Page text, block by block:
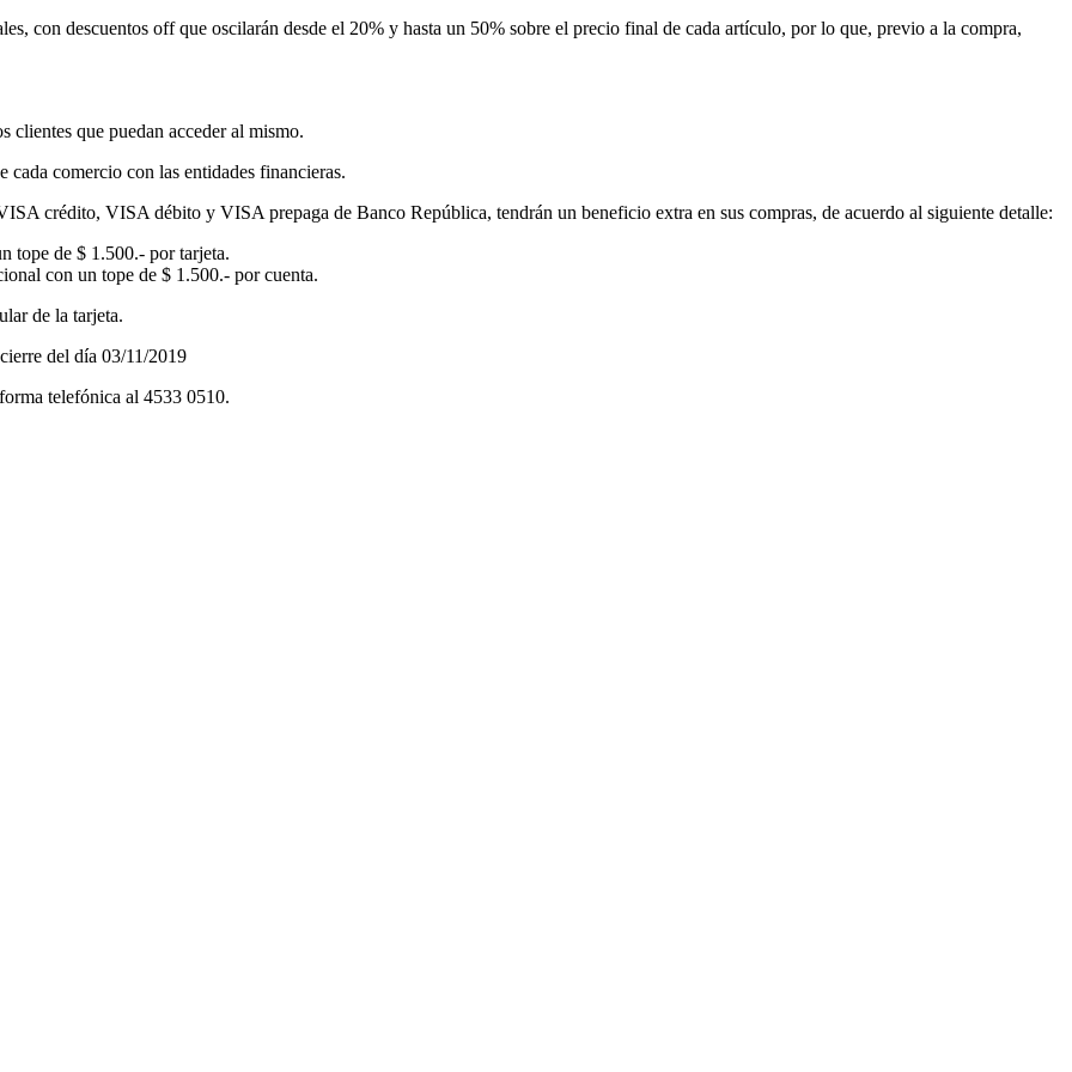
con descuentos off que oscilarán desde el 20% y hasta un 50% sobre el precio final de cada artículo, por lo que, previo a la compra,
clientes que puedan acceder al mismo.
cada comercio con las entidades financieras.
crédito, VISA débito y VISA prepaga de Banco República, tendrán un beneficio extra en sus compras, de acuerdo al siguiente detalle:
tope de $ 1.500.- por tarjeta.
con un tope de $ 1.500.- por cuenta.
de la tarjeta.
del día 03/11/2019
telefónica al 4533 0510.